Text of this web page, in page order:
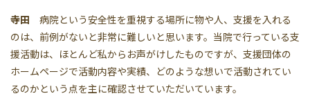
寺田 病院という安全性を重視する場所に物や人、支援を入れる
のは、前例がないと非常に難しいと思います。当院で行っている支
援活動は、ほとんど私からお声がけしたものですが、支援団体の
ホームページで活動内容や実績、どのような想いで活動されてい
るのかという点を主に確認させていただいています。